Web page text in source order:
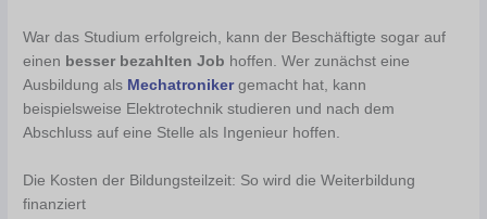
War das Studium erfolgreich, kann der Beschäftigte sogar auf
einen besser bezahlten Job hoffen. Wer zunächst eine
Ausbildung als Mechatronikergemacht hat, kann
beispielsweise Elektrotechnik studieren und nach dem
Abschluss auf eine Stelle als Ingenieur hoffen.
Die Kosten der Bildungsteilzeit: So wird die Weiterbildung
finanziert